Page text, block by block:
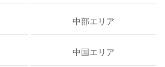
中部エリア
中国エリア